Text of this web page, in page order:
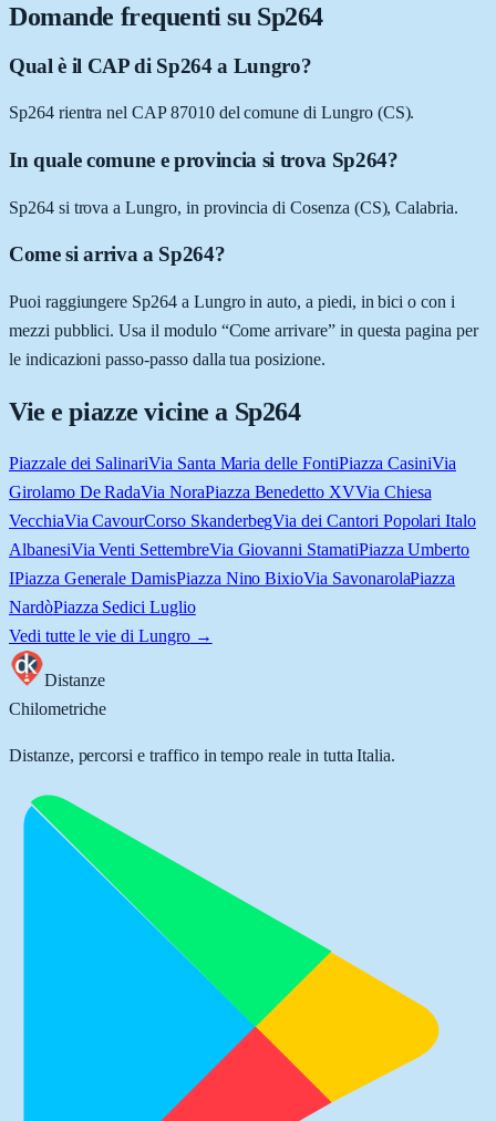
Domande frequenti su Sp264
Qual è il CAP di Sp264 a Lungro?
Sp264 rientra nel CAP 87010 del comune di Lungro (CS).
In quale comune e provincia si trova Sp264?
Sp264 si trova a Lungro, in provincia di Cosenza (CS), Calabria.
Come si arriva a Sp264?
Puoi raggiungere Sp264 a Lungro in auto, a piedi, in bici o con i
mezzi pubblici. Usa il modulo “Come arrivare” in questa pagina per
le indicazioni passo-passo dalla tua posizione.
Vie e piazze vicine a Sp264
Piazzale dei SalinariVia Santa Maria delle FontiPiazza CasiniVia
Girolamo De RadaVia NoraPiazza Benedetto XVVia Chiesa
VecchiaVia CavourCorso SkanderbegVia dei Cantori Popolari Italo
AlbanesiVia Venti SettembreVia Giovanni StamatiPiazza Umberto
IPiazza Generale DamisPiazza Nino BixioVia SavonarolaPiazza
NardòPiazza Sedici Luglio
Vedi tutte le vie di Lungro→
Distanze
Chilometriche
Distanze, percorsi e traffico in tempo reale in tutta Italia.